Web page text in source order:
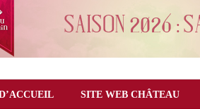
SITE WEB CHÂTEAU